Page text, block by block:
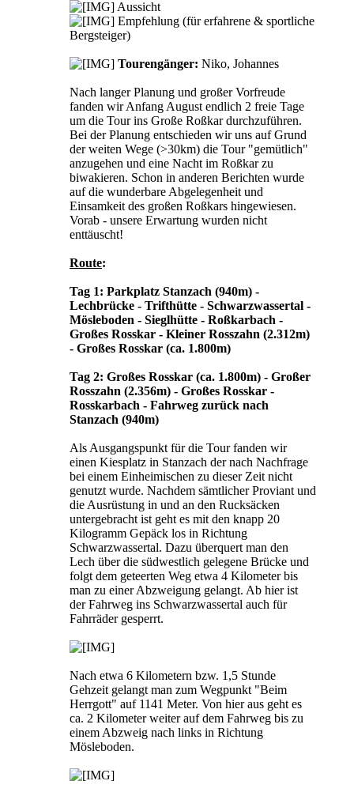
Aussicht
Empfehlung (für erfahrene & sportliche
Bergsteiger)
Tourengänger: Niko, Johannes
Nach langer Planung und großer Vorfreude
fanden wir Anfang August endlich 2 freie Tage
um die Tour ins Große Roßkar durchzuführen.
Bei der Planung entschieden wir uns auf Grund
der weiten Wege (>30km) die Tour "gemütlich"
anzugehen und eine Nacht im Roßkar zu
biwakieren. Schon in anderen Berichten wurde
auf die wunderbare Abgelegenheit und
Einsamkeit des großen Roßkars hingewiesen.
Vorab - unsere Erwartung wurden nicht
enttäuscht!
Route:
Tag 1: Parkplatz Stanzach (940m) -
Lechbrücke - Trifthütte - Schwarzwassertal -
Mösleboden - Sieglhütte - Roßkarbach -
Großes Rosskar - Kleiner Rosszahn (2.312m)
- Großes Rosskar (ca. 1.800m)
Tag 2: Großes Rosskar (ca. 1.800m) - Großer
Rosszahn (2.356m) - Großes Rosskar -
Rosskarbach - Fahrweg zurück nach
Stanzach (940m)
Als Ausgangspunkt für die Tour fanden wir
einen Kiesplatz in Stanzach der nach Nachfrage
bei einem Einheimischen zu dieser Zeit nicht
genutzt wurde. Nachdem sämtlicher Proviant und
die Ausrüstung in und an den Rucksäcken
untergebracht ist geht es mit den knapp 20
Kilogramm Gepäck los in Richtung
Schwarzwassertal. Dazu überquert man den
Lech über die südwestlich gelegene Brücke und
folgt dem geteerten Weg etwa 4 Kilometer bis
man zu einer Abzweigung gelangt. Ab hier ist
der Fahrweg ins Schwarzwassertal auch für
Fahrräder gesperrt.
Nach etwa 6 Kilometern bzw. 1,5 Stunde
Gehzeit gelangt man zum Wegpunkt "Beim
Herrgott" auf 1141 Meter. Von hier aus geht es
ca. 2 Kilometer weiter auf dem Fahrweg bis zu
einem Abzweig nach links in Richtung
Mösleboden.